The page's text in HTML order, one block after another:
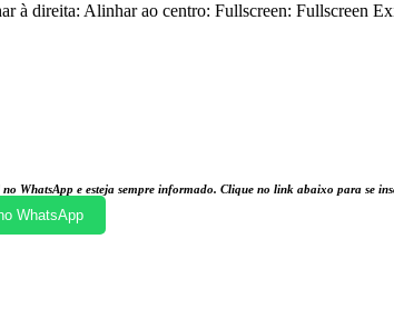
direita: Alinhar ao centro: Fullscreen: Fullscreen
WhatsApp e esteja sempre informado. Clique no link abaixo para se
WhatsApp